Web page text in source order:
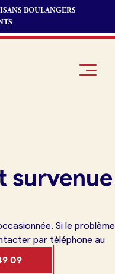
BOULANGERS
fournisseur
survenue
Si le problème
par téléphone au
09